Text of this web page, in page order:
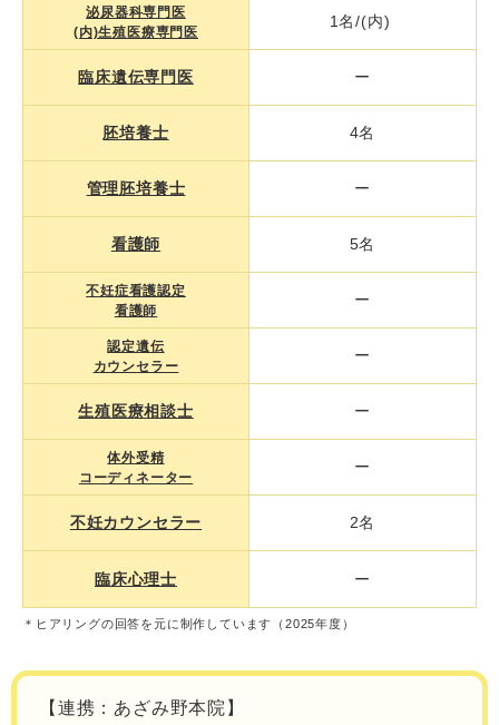
泌尿器科専門医
(内)生殖医療専門医
臨床遺伝専門医
胚培養士
管理胚培養士
看護師
1名/(内)
ー
4名
ー
5名
不妊症看護認定
看護師
認定遺伝
カウンセラー
生殖医療相談士
体外受精
コーディネーター
不妊カウンセラー
臨床心理士
ー
ー
ー
ー
2名
ー
＊ヒアリングの回答を元に制作しています（2025年度）
【連携：あざみ野本院】